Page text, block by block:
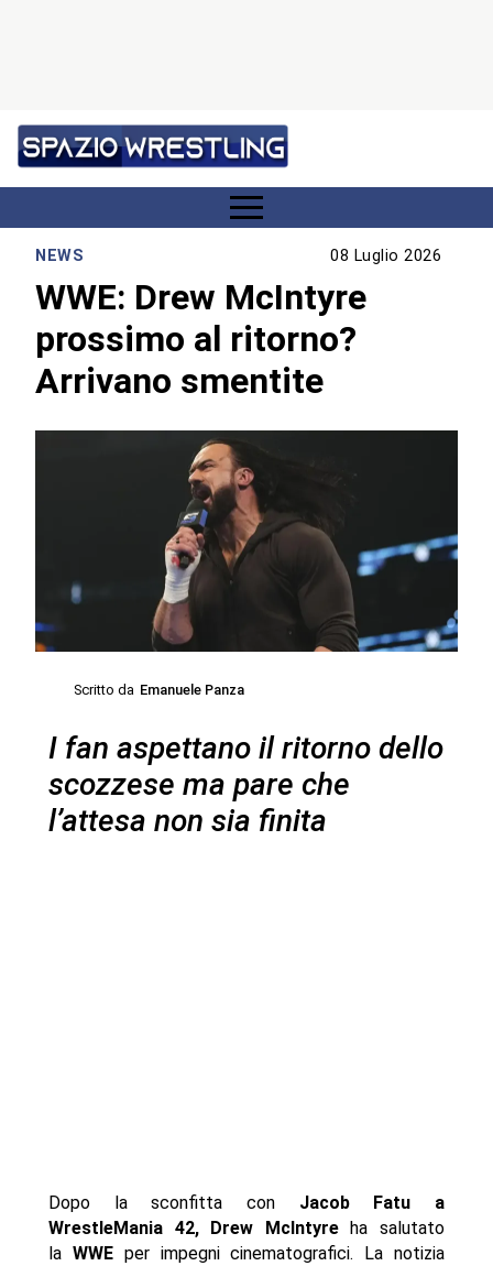
NEWS 08 Luglio 2026
WWE: Drew McIntyre
prossimo al ritorno?
Arrivano smentite
Scritto da Emanuele Panza
I fan aspettano il ritorno dello
scozzese ma pare che
l’attesa non sia finita
Dopo la sconfitta con Jacob Fatu a
WrestleMania 42, Drew McIntyreha salutato
la WWEper impegni cinematografici. La notizia